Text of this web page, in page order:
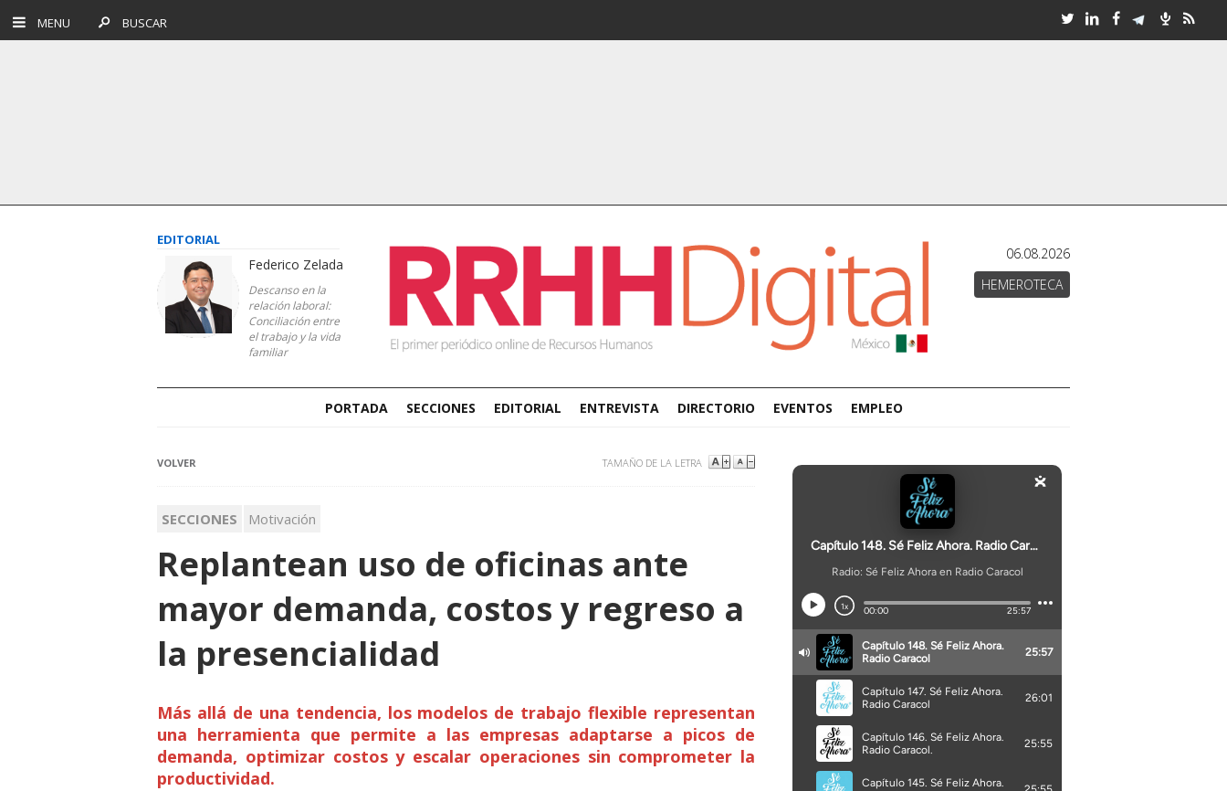
MENU BUSCAR
EDITORIAL
Federico Zelada
Descanso en la
relación laboral:
Conciliación entre
el trabajo y la vida
familiar
06.08.2026
HEMEROTECA
PORTADA SECCIONES EDITORIAL ENTREVISTA DIRECTORIO EVENTOS EMPLEO
VOLVER TAMAÑO DE LA LETRA
SECCIONES Motivación
Replantean uso de oficinas ante
mayor demanda, costos y regreso a
la presencialidad
Más allá de una tendencia, los modelos de trabajo flexible representan
una herramienta que permite a las empresas adaptarse a picos de
demanda, optimizar costos y escalar operaciones sin comprometer la
productividad.